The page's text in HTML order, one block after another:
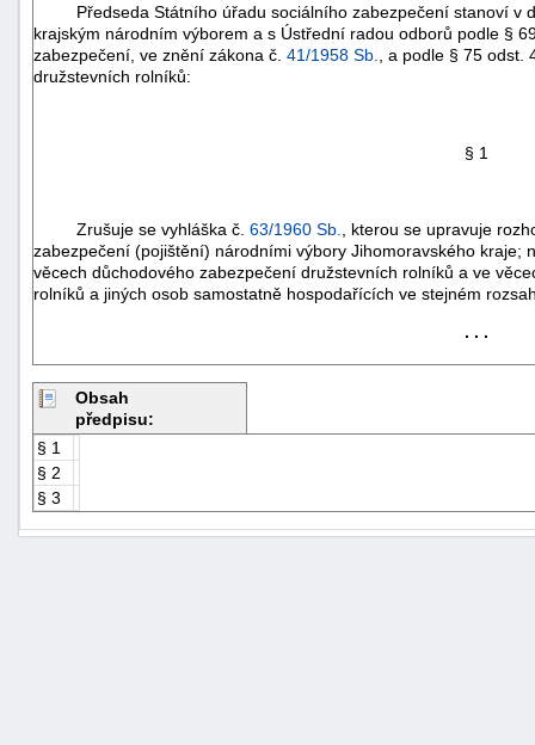
Předseda Státního úřadu sociálního zabezpečení stanoví v
krajským národním výborem a s Ústřední radou odborů podle §
zabezpečení, ve znění zákona č. 41/1958 Sb.
, a podle § 75
družstevních rolníků:
§ 1
Zrušuje se vyhláška č. 63/1960 Sb.
, kterou se upravuje
zabezpečení (pojištění) národními výbory Jihomoravského kraje;
věcech důchodového zabezpečení družstevních rolníků a ve
rolníků a jiných osob samostatně hospodařících ve stejném
. . .
Obsah
předpisu:
§ 1
§ 2
§ 3